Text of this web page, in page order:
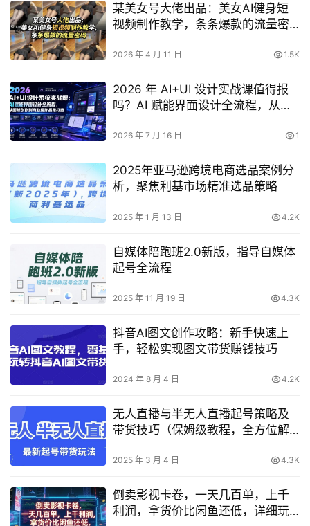
某美女号大佬出品：美女AI健身短
视频制作教学，条条爆款的流量密
2026 年 4 月 11 日 1.5K
2026 年 AI+UI 设计实战课值得报
吗？AI 赋能界面设计全流程，从图
2026 年 7 月 16 日 1
2025年亚马逊跨境电商选品案例分
析，聚焦利基市场精准选品策略
2025 年 1 月 13 日 4.2K
自媒体陪跑班2.0新版，指导自媒体
起号全流程
2025 年 11 月 19 日 4.3K
抖音AI图文创作攻略：新手快速上
手，轻松实现图文带货赚钱技巧
2024 年 8 月 4 日 4.2K
无人直播与半无人直播起号策略及
带货技巧（保姆级教程，全方位解
2025 年 3 月 4 日 4.3K
倒卖影视卡卷，一天几百单，上千
利润，拿货价比闲鱼还低，详细玩